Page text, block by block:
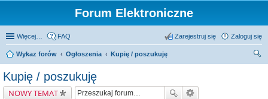
Forum Elektroniczne
Więcej… FAQ Zaloguj się
Zarejestruj się
Wykaz forów Ogłoszenia
Kupię / poszukuję
Kupię / poszukuję
NOWY TEMAT